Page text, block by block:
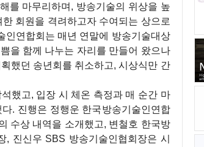
를 마무리하며, 방송기술의 위상을 높
회원을 격려하고자 수여되는 상으로
인연합회는 매년 연말에 방송기술대상
을 함께 나누는 자리를 만들어 왔으나
했던 송년회를 취소하고, 시상식만 간
했고, 입장 시 체온 측정과 매 순간 마
. 진행은 정행운 한국방송기술인연합
수상 내역을 소개했고, 변철호 한국방
, 진신우 SBS 방송기술인협회장은 시